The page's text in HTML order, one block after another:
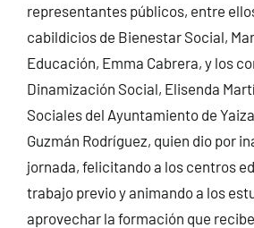
representantes públicos, entre
cabildicios de Bienestar Social,
Educación, Emma Cabrera, y los
Dinamización Social, Elisenda
Sociales del Ayuntamiento de
Guzmán Rodríguez, quien dio por
jornada, felicitando a los centros
trabajo previo y animando a los
aprovechar la formación que